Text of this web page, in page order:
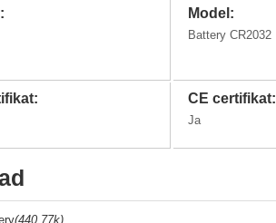
Model:
Battery CR2032
CE certifikat:
Ja
(440.77k)